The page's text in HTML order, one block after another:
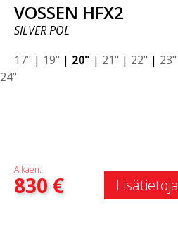
VOSSEN HFX2
SILVER POL
17" | 19" | 20" | 21" | 22" | 23"
24"
Alkaen:
830€ Lisätietoja